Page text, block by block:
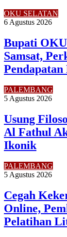
OKU SELATAN
6 Agustus 2026
Bupati
Samsat,
Pendapatan
PALEMBANG
5 Agustus 2026
Usung
Al Fathul
Ikonik
PALEMBANG
5 Agustus 2026
Cegah
Online,
Pelatihan